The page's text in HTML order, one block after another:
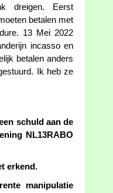
dreigen. Eerst
betalen met
13 Mei 2022
incasso en
betalen anders
Ik heb ze
schuld aan de
NL13RABO
erkend.
manipulatie